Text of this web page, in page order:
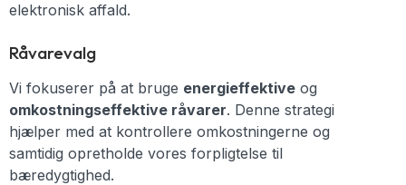
elektronisk affald.
Råvarevalg
Vi fokuserer på at bruge energieffektive og
omkostningseffektive råvarer. Denne strategi
hjælper med at kontrollere omkostningerne og
samtidig opretholde vores forpligtelse til
bæredygtighed.